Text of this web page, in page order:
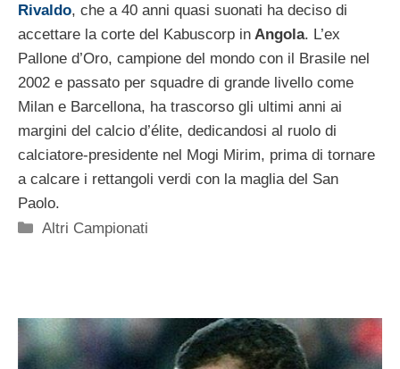
Rivaldo, che a 40 anni quasi suonati ha deciso di
accettare la corte del Kabuscorp in Angola. L’ex
Pallone d’Oro, campione del mondo con il Brasile nel
2002 e passato per squadre di grande livello come
Milan e Barcellona, ha trascorso gli ultimi anni ai
margini del calcio d’élite, dedicandosi al ruolo di
calciatore-presidente nel Mogi Mirim, prima di tornare
a calcare i rettangoli verdi con la maglia del San
Paolo.
Categorie
Altri Campionati